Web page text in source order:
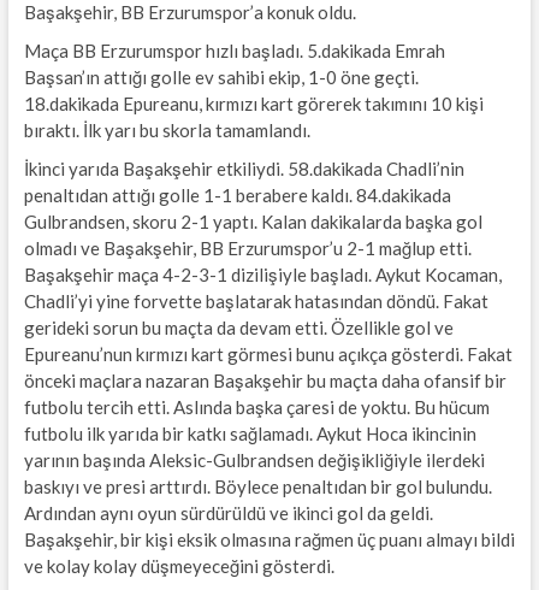
Başakşehir, BB Erzurumspor’a konuk oldu.
Maça BB Erzurumspor hızlı başladı. 5.dakikada Emrah
Başsan’ın attığı golle ev sahibi ekip, 1-0 öne geçti.
18.dakikada Epureanu, kırmızı kart görerek takımını 10 kişi
bıraktı. İlk yarı bu skorla tamamlandı.
İkinci yarıda Başakşehir etkiliydi. 58.dakikada Chadli’nin
penaltıdan attığı golle 1-1 berabere kaldı. 84.dakikada
Gulbrandsen, skoru 2-1 yaptı. Kalan dakikalarda başka gol
olmadı ve Başakşehir, BB Erzurumspor’u 2-1 mağlup etti.
Başakşehir maça 4-2-3-1 dizilişiyle başladı. Aykut Kocaman,
Chadli’yi yine forvette başlatarak hatasından döndü. Fakat
gerideki sorun bu maçta da devam etti. Özellikle gol ve
Epureanu’nun kırmızı kart görmesi bunu açıkça gösterdi. Fakat
önceki maçlara nazaran Başakşehir bu maçta daha ofansif bir
futbolu tercih etti. Aslında başka çaresi de yoktu. Bu hücum
futbolu ilk yarıda bir katkı sağlamadı. Aykut Hoca ikincinin
yarının başında Aleksic-Gulbrandsen değişikliğiyle ilerdeki
baskıyı ve presi arttırdı. Böylece penaltıdan bir gol bulundu.
Ardından aynı oyun sürdürüldü ve ikinci gol da geldi.
Başakşehir, bir kişi eksik olmasına rağmen üç puanı almayı bildi
ve kolay kolay düşmeyeceğini gösterdi.